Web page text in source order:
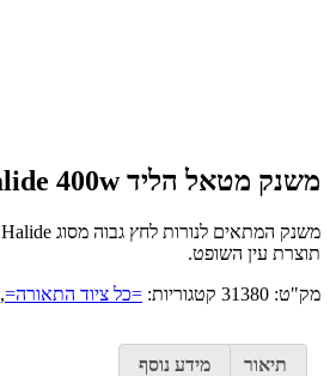
משנק מטאל הליד Metal Halide 400w
תוצרת עין השופט.
מק"ט: 31380 קטגוריות: =כל ציוד התאורה=,
תיאור מידע נוסף